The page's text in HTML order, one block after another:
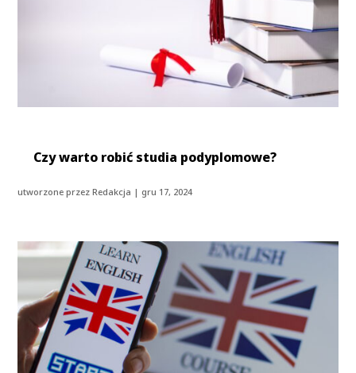
Czy warto robić studia podyplomowe?
utworzone przezRedakcja | gru 17, 2024